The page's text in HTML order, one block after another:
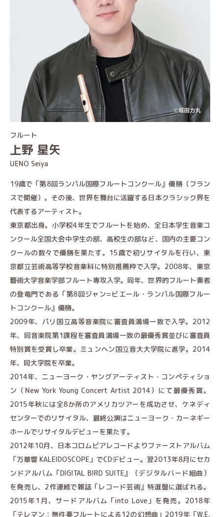
上野 星矢
UENO Seiya
フルート
19歳で「第8回ランパル国際フルートコンクール』優勝（フラン
スで開催）。その後、世界を舞台に活躍する日本クラシック界を
代表するアーティスト。
東京都出身。小学校4年生でフルートを始め、全日本学生音楽コ
ンクール全国大会中学生の部、高校生の部など、国内の主要コン
クールの数々で優勝を果たす。15歳で初リサイタルを行い、東
京都立芸術高等学校音楽科に特別推薦枠で入学。2008年、東京
藝術大学音楽学部フルート専攻入学。同年、世界的フルート奏者
の登竜門である「第8回ジャン=ビエール・ランパル国際フルー
トコンクール』優勝。
2009年、パリ国立高等音楽院に審査員満場一致で入学。2012
年、同音楽院第1課程を審査員満場一致の最優秀賞並びに審査員
特別賞を受賞し卒業。ミュンヘン国立音大大学院に進学。2014
年、同大学院を卒業。
2014年、ニューヨーク・ヤングアーティスト・コンペティショ
ン（New York Young Concert Artist 2014）にて最優秀賞。
2015年秋には全8か所のアメリカツアーを成功させ、ケネディ
センターでのリサイタル、最終公演はニューヨーク・カーネギー
ホールでリサイタルデビューを果たす。
2012年10月、日本コロムビアレコードよりファーストアルバム
「万華響 KALEIDOSCOPE」でCDデビュー。翌2013年8月にセカ
ンドアルバム「DIGITAL BIRD SUITE』（デジタルバード組曲）
を発売し、2作連続で雑誌「レコード芸術』特選盤に選ばれる。
2015年1月、サードアルバム「into Love」を発売。2018年
「テレマン：無件奏フルートによる12の幻想曲」2019年「W.E.